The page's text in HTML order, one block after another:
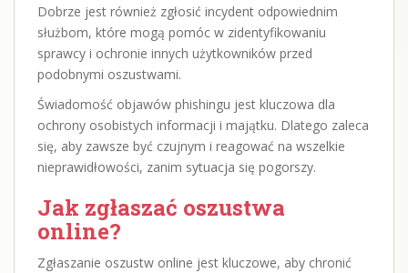
Dobrze jest również zgłosić incydent odpowiednim
służbom, które mogą pomóc w zidentyfikowaniu
sprawcy i ochronie innych użytkowników przed
podobnymi oszustwami.
Świadomość objawów phishingu jest kluczowa dla
ochrony osobistych informacji i majątku. Dlatego zaleca
się, aby zawsze być czujnym i reagować na wszelkie
nieprawidłowości, zanim sytuacja się pogorszy.
Jak zgłaszać oszustwa
online?
Zgłaszanie oszustw online jest kluczowe, aby chronić